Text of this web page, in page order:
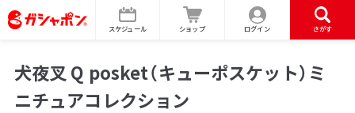
スケジュール ショップ ログイン さがす
犬夜叉 Q posket（キューポスケット）ミ
ニチュアコレクション